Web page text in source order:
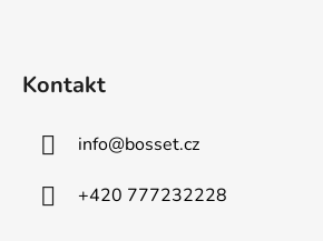
Kontakt
info@bosset.cz
+420 777232228